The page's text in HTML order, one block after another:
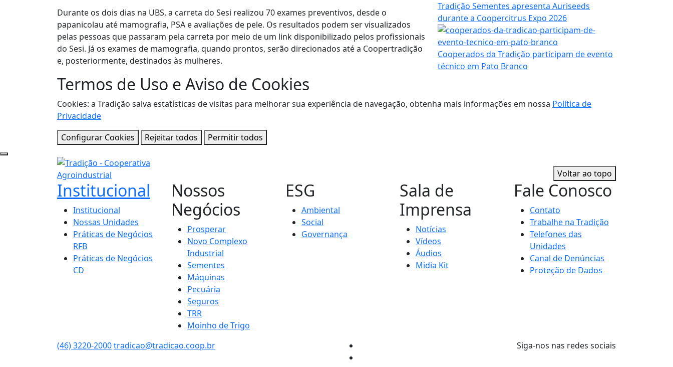
Durante os dois dias na UBS, a carreta do Sesi realizou 70 exames preventivos, desde o
papanicolau até mamografia, PSA e avaliações de pele. Os resultados podem ser visualizados
pelas pessoas que passaram pela carreta por meio de um link disponibilizado pelos profissionais
do Sesi. Já os exames de mamografia, quando prontos, serão direcionados até a Coopertradição
e, posteriormente, destinados às mulheres.
Tradição Sementes apresenta Auriseeds
durante a Coopercitrus Expo 2026
Cooperados da Tradição participam de evento
técnico em Pato Branco
Termos de Uso e Aviso de Cookies
Cookies: a Tradição salva estatísticas de visitas para melhorar sua experiência de navegação, obtenha mais informações em nossa Política de
Privacidade
Configurar Cookies
Rejeitar todos Permitir todos
Voltar ao topo
Institucional
Institucional
Nossas Unidades
Práticas de Negócios
RFB
Práticas de Negócios
CD
Nossos
Negócios
Prosperar
Novo Complexo
Industrial
Sementes
Máquinas
Pecuária
Seguros
TRR
Moinho de Trigo
ESG
Ambiental
Social
Governança
Sala de
Imprensa
Notícias
Vídeos
Áudios
Midia Kit
Fale Conosco
Contato
Trabalhe na Tradição
Telefones das
Unidades
Canal de Denúncias
Proteção de Dados
(46) 3220-2000tradicao@tradicao.coop.br Siga-nos nas redes sociais